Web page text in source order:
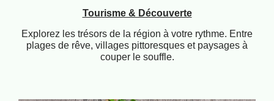
Tourisme & Découverte
Explorez les trésors de la région à votre rythme. Entre
plages de rêve, villages pittoresques et paysages à
couper le souffle.